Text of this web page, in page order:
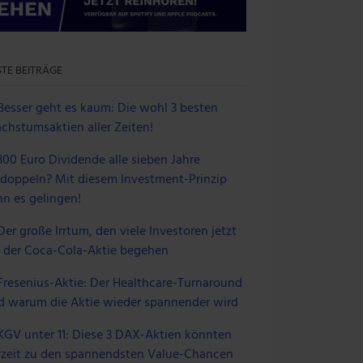
BEITRÄGE
geht es kaum: Die wohl 3 besten
aller Zeiten!
Euro Dividende alle sieben Jahre
Mit diesem Investment-Prinzip
es gelingen!
große Irrtum, den viele Investoren jetzt
Coca-Cola-Aktie begehen
Aktie: Der Healthcare-Turnaround
warum die Aktie wieder spannender wird
unter 11: Diese 3 DAX-Aktien könnten
zu den spannendsten Value-Chancen